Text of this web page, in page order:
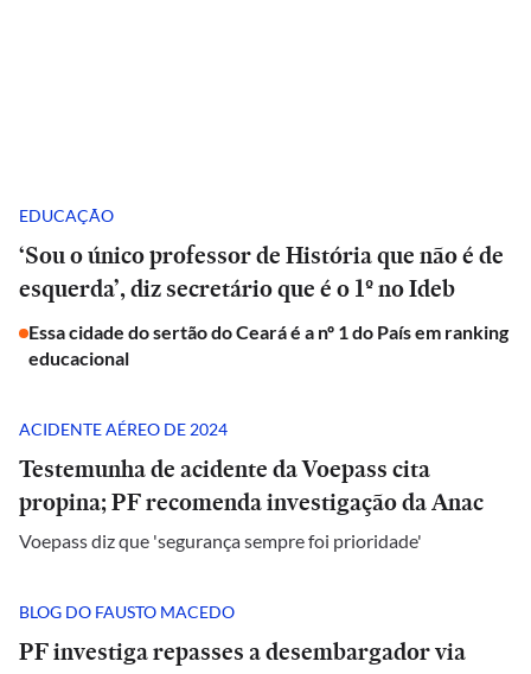
EDUCAÇÃO
‘Sou o único professor de História que não é de
esquerda’, diz secretário que é o 1º no Ideb
Essa cidade do sertão do Ceará é a nº 1 do País em ranking
educacional
ACIDENTE AÉREO DE 2024
Testemunha de acidente da Voepass cita
propina; PF recomenda investigação da Anac
Voepass diz que 'segurança sempre foi prioridade'
BLOG DO FAUSTO MACEDO
PF investiga repasses a desembargador via